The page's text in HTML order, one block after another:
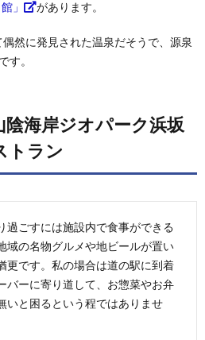
」 があります。
然に発見された温泉だそうで、源泉
す。
海岸ジオパーク浜坂
トラン
過ごすには施設内で食事ができる
域の名物グルメや地ビールが置い
更です。私の場合は道の駅に到着
バーに寄り道して、お惣菜やお弁
いと困るという程ではありませ